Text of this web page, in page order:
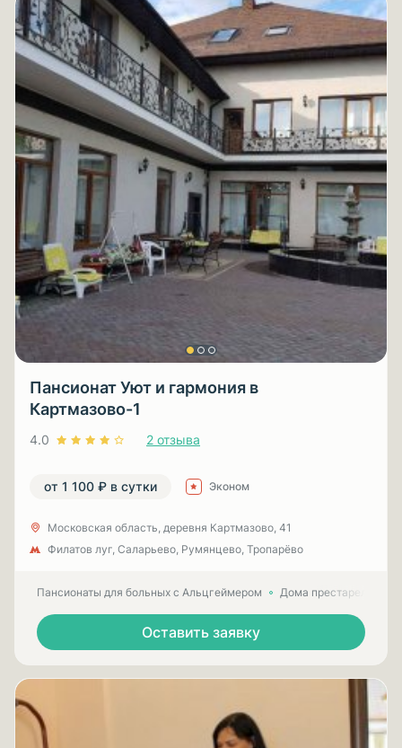
Пансионат Уют и гармония в
Картмазово-1
4.0 2 отзыва
от 1 100 ₽ в сутки Эконом
Московская область, деревня Картмазово, 41
Филатов луг, Саларьево, Румянцево, Тропарёво
Пансионаты для больных с Альцгеймером Дома престарелых
Оставить заявку